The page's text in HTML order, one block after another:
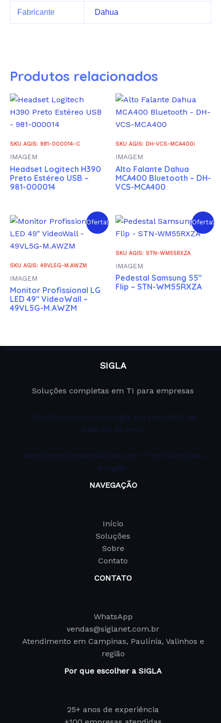
Fabricante Dahua
Produtos relacionados
SKU AGIS: 981-000014-C
IMAGEM
Headset Logitech H390
Preto Estéreo USB –
981-000014
SKU AGIS: DH-VCS-MCA400i
IMAGEM
Alto Falante Dahua
MCA400 Bluetooth – DH-
VCS-MCA400
Oferta!
SKU AGIS: 49VL5G-M.AWZM
IMAGEM
Monitor Profissional LG
LED 49″ VideoWall –
49VL5G-M.AWZM
Oferta!
SKU AGIS: STN-WM55RXZA
IMAGEM
Pedestal Samsung 55″
Flip – STN-WM55RXZA
SIGLA
Soluções completas em TI para empresas
Transformando tecnologia em resultado há
mais de 25 anos.
Atendimento especializado em TI em Campinas
e região.
NAVEGAÇÃO
Início
Soluções
Sobre
Contato
CONTATO
WhatsApp
vendas@siglanet.com.br
Atendimento em Campinas, Paulínia, Valinhos e
região
Por que escolher a SIGLA
25+ anos de experiência